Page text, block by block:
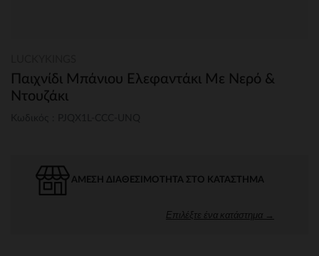
Παιχνίδι Μπάνιου Ελεφαντάκι Με Νερό &
Ντουζάκι
ΆΜΕΣΗ ΔΙΑΘΕΣΙΜΌΤΗΤΑ ΣΤΟ ΚΑΤΆΣΤΗΜΑ
Επιλέξτε ένα κατάστημα →